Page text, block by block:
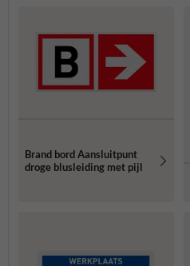
Brand bord Aansluitpunt
droge blusleiding met pijl